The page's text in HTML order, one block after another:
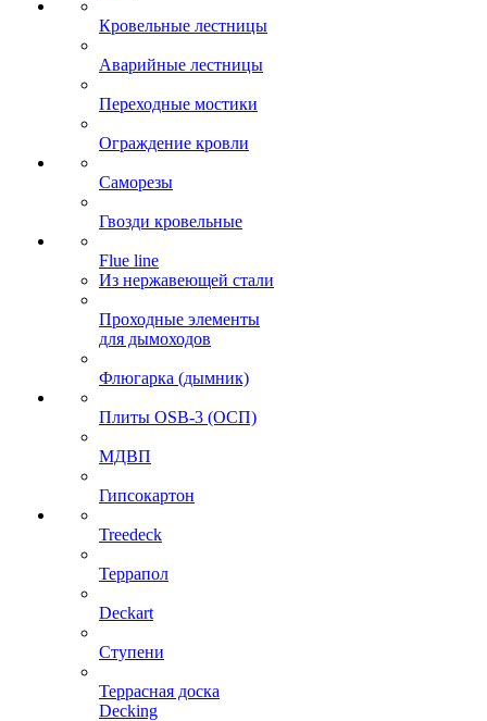
Кровельные лестницы
Аварийные лестницы
Переходные мостики
Ограждение кровли
Саморезы
Гвозди кровельные
Flue line
Из нержавеющей стали
Проходные элементы
для дымоходов
Флюгарка (дымник)
Плиты OSB-3 (ОСП)
МДВП
Гипсокартон
Treedeck
Террапол
Deckart
Ступени
Террасная доска
Decking